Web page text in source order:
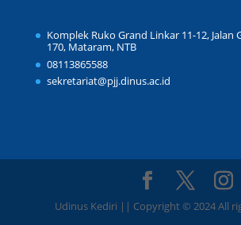
Komplek Ruko Grand Linkar 11-12, Jalan
170, Mataram, NTB
08113865588
sekretariat@pjj.dinus.ac.id
Udinus Kediri || Copyright © 2024 All